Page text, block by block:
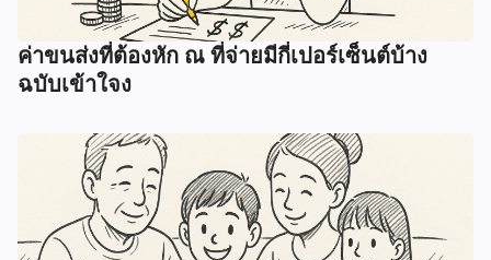
ค่าขนส่งที่ต้องหัก ณ ที่จ่ายมีกี่เปอร์เซ็นต์บ้าง
ฉบับเข้าใจง